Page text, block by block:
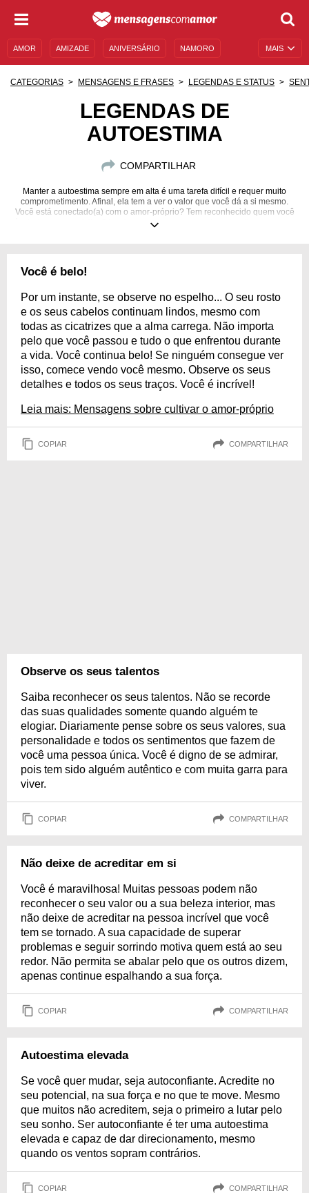
MAIS
AMOR AMIZADE ANIVERSÁRIO NAMORO
MENSAGENS E FRASES MENSAGENS DE ANIVERSÁRIO
CATEGORIAS MENSAGENS E FRASES LEGENDAS E STATUS
LEGENDAS DE
AUTOESTIMA
COMPARTILHAR
Manter a autoestima sempre em alta é uma tarefa difícil e requer muito
comprometimento. Afinal, ela tem a ver o valor que você dá a si mesmo.
Você está conectado(a) com o amor-próprio? Tem reconhecido quem você
é e todos os seus feitos? Inspire-se em mensagens de autoestima e use-as
Você é belo!
Por um instante, se observe no espelho... O seu rosto
e os seus cabelos continuam lindos, mesmo com
todas as cicatrizes que a alma carrega. Não importa
pelo que você passou e tudo o que enfrentou durante
a vida. Você continua belo! Se ninguém consegue ver
isso, comece vendo você mesmo. Observe os seus
detalhes e todos os seus traços. Você é incrível!
Leia mais: Mensagens sobre cultivar o amor-próprio
COPIAR COMPARTILHAR
Observe os seus talentos
Saiba reconhecer os seus talentos. Não se recorde
das suas qualidades somente quando alguém te
elogiar. Diariamente pense sobre os seus valores, sua
personalidade e todos os sentimentos que fazem de
você uma pessoa única. Você é digno de se admirar,
pois tem sido alguém autêntico e com muita garra para
viver.
COPIAR COMPARTILHAR
Não deixe de acreditar em si
Você é maravilhosa! Muitas pessoas podem não
reconhecer o seu valor ou a sua beleza interior, mas
não deixe de acreditar na pessoa incrível que você
tem se tornado. A sua capacidade de superar
problemas e seguir sorrindo motiva quem está ao seu
redor. Não permita se abalar pelo que os outros dizem,
apenas continue espalhando a sua força.
COPIAR COMPARTILHAR
Autoestima elevada
Se você quer mudar, seja autoconfiante. Acredite no
seu potencial, na sua força e no que te move. Mesmo
que muitos não acreditem, seja o primeiro a lutar pelo
seu sonho. Ser autoconfiante é ter uma autoestima
elevada e capaz de dar direcionamento, mesmo
quando os ventos sopram contrários.
COPIAR COMPARTILHAR